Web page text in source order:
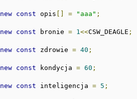
new const opis [] = "aaa" ;
new const bronie = 1<<CSW_DEAGLE ;
new const zdrowie = 40 ;
new const kondycja = 60 ;
new const inteligencja = 5 ;